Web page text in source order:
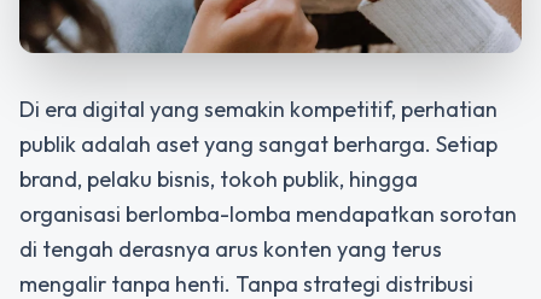
Di era digital yang semakin kompetitif, perhatian
publik adalah aset yang sangat berharga. Setiap
brand, pelaku bisnis, tokoh publik, hingga
organisasi berlomba-lomba mendapatkan sorotan
di tengah derasnya arus konten yang terus
mengalir tanpa henti. Tanpa strategi distribusi